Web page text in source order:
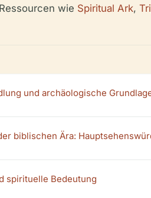
wie Spiritual Ark,
und archäologische
biblischen Ära:
spirituelle Bedeutung